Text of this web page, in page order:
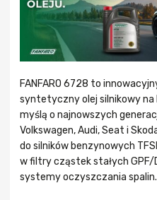
FANFARO 6728 to
syntetyczny olej silnikowy na
myślą o najnowszych
Volkswagen, Audi, Seat i
do silników benzynowych
w filtry cząstek stałych GPF/
systemy oczyszczania spalin.